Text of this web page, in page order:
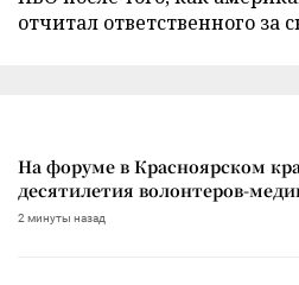
отчитал ответственного за
На форуме в Красноярском
десятилетия волонтеров-
2 минуты назад